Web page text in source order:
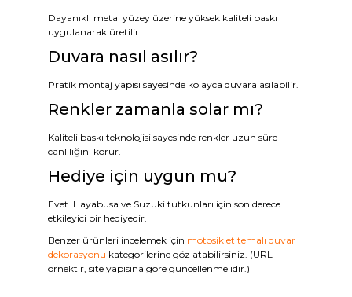
Dayanıklı metal yüzey üzerine yüksek kaliteli baskı
uygulanarak üretilir.
Duvara nasıl asılır?
Pratik montaj yapısı sayesinde kolayca duvara asılabilir.
Renkler zamanla solar mı?
Kaliteli baskı teknolojisi sayesinde renkler uzun süre
canlılığını korur.
Hediye için uygun mu?
Evet. Hayabusa ve Suzuki tutkunları için son derece
etkileyici bir hediyedir.
Benzer ürünleri incelemek için motosiklet temalı duvar
dekorasyonu kategorilerine göz atabilirsiniz. (URL
örnektir, site yapısına göre güncellenmelidir.)